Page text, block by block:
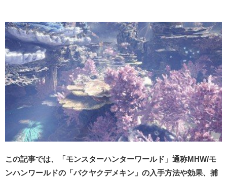
この記事では、「モンスターハンターワールド」通称MHW/モ
ンハンワールドの「バクヤクデメキン」の入手方法や効果、捕